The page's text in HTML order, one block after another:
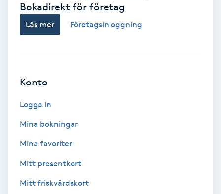
Diamantslipning
Extensions
Extensions borttagning
Bokadirekt för företag
Läs mer Företagsinloggning
Konto
Logga in
Mina bokningar
Mina favoriter
Mitt presentkort
Mitt friskvårdskort